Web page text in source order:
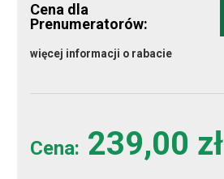
Cena dla
Prenumeratorów:
więcej informacji o rabacie
Cena: 239,00 zł